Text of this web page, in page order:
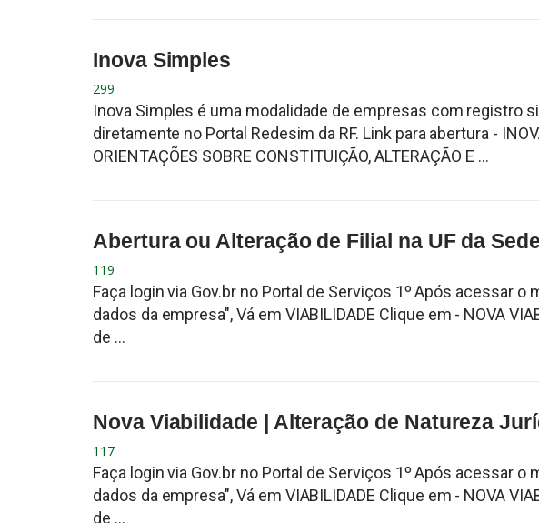
Inova Simples
299
Inova Simples é uma modalidade de empresas com registro
diretamente no Portal Redesim da RF. Link para abertura -
ORIENTAÇÕES SOBRE CONSTITUIÇÃO, ALTERAÇÃO E ...
Abertura ou Alteração de Filial na UF da
119
Faça login via Gov.br no Portal de Serviços 1º Após acessar o
dados da empresa", Vá em VIABILIDADE Clique em - NOVA
de ...
Nova Viabilidade | Alteração de Natureza
117
Faça login via Gov.br no Portal de Serviços 1º Após acessar o
dados da empresa", Vá em VIABILIDADE Clique em - NOVA
de ...